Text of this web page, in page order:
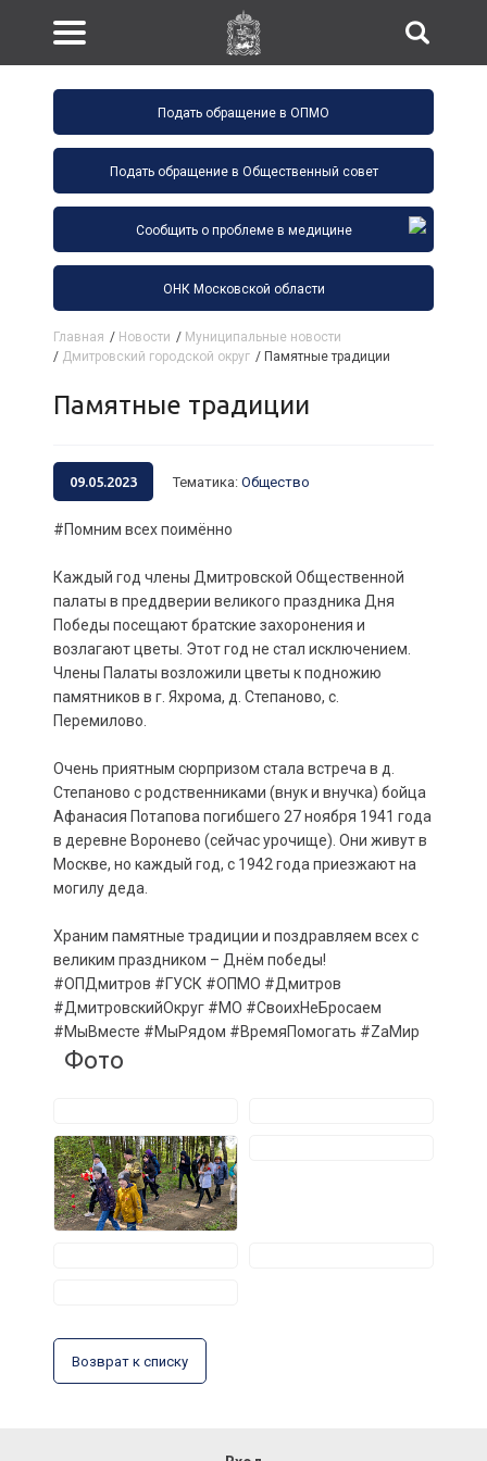
Подать обращение в ОПМО
Подать обращение в Общественный совет
Сообщить о проблеме в медицине
ОНК Московской области
Главная / Новости / Муниципальные новости
/ Дмитровский городской округ / Памятные традиции
Памятные традиции
09.05.2023 Тематика: Общество
#Помним всех поимённо
Каждый год члены Дмитровской Общественной
палаты в преддверии великого праздника Дня
Победы посещают братские захоронения и
возлагают цветы. Этот год не стал исключением.
Члены Палаты возложили цветы к подножию
памятников в г. Яхрома, д. Степаново, с.
Перемилово.
Очень приятным сюрпризом стала встреча в д.
Степаново с родственниками (внук и внучка) бойца
Афанасия Потапова погибшего 27 ноября 1941 года
в деревне Воронево (сейчас урочище). Они живут в
Москве, но каждый год, с 1942 года приезжают на
могилу деда.
Храним памятные традиции и поздравляем всех с
великим праздником – Днём победы!
#ОПДмитров #ГУСК #ОПМО #Дмитров
#ДмитровскийОкруг #МО #СвоихНеБросаем
#МыВместе #МыРядом #ВремяПомогать #ZaМир
Фото
Возврат к списку